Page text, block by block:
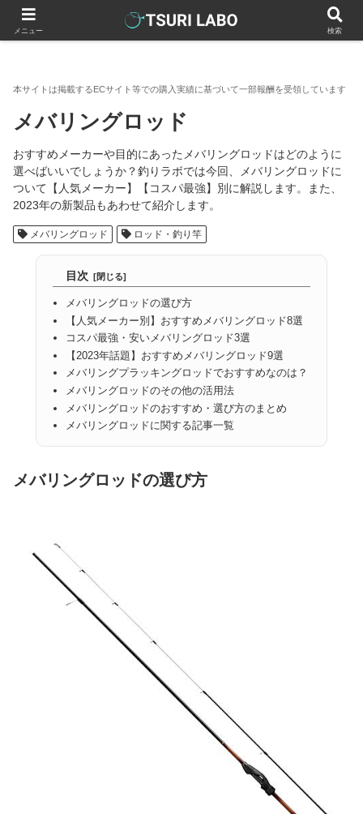
釣りラボマガジン 釣具（釣り道具） ロッド・釣り竿 メバ
メバリングロッド
おすすめメーカーや目的にあったメバリングロッドはどのように
選べばいいでしょうか？釣りラボでは今回、メバリングロッドに
ついて【人気メーカー】【コスパ最強】別に解説します。また、
2023年の新製品もあわせて紹介します。
メバリングロッド ロッド・釣り竿
目次
メバリングロッドの選び方
【人気メーカー別】おすすめメバリングロッド8選
コスパ最強・安いメバリングロッド3選
【2023年話題】おすすめメバリングロッド9選
メバリングプラッキングロッドでおすすめなのは？
メバリングロッドのその他の活用法
メバリングロッドのおすすめ・選び方のまとめ
メバリングロッドに関する記事一覧
メバリングロッドの選び方
メニュー 検索